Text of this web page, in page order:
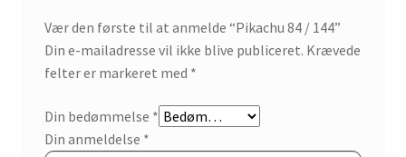
Vær den første til at anmelde “Pikachu 84 / 144”
Din e-mailadresse vil ikke blive publiceret. Krævede
felter er markeret med *
Din bedømmelse *
Din anmeldelse *